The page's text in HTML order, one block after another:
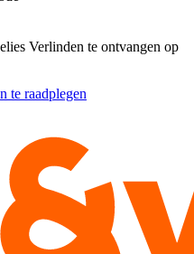
Verlinden te ontvangen op
te raadplegen